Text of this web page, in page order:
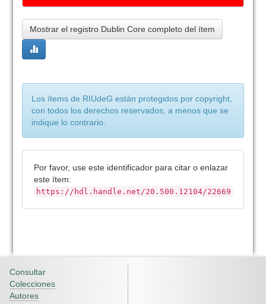
Mostrar el registro Dublin Core completo del ítem
Los ítems de RIUdeG están protegidos por copyright,
con todos los derechos reservados, a menos que se
indique lo contrario.
Por favor, use este identificador para citar o enlazar
este ítem:
https://hdl.handle.net/20.500.12104/22669
Consultar
Colecciones
Autores